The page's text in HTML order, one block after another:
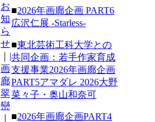
■2026年画廊企画 PART6
広沢仁展 -Starless-
■東北芸術⼯科⼤学との
共同企画：若⼿作家育成
⽀援事業2026年画廊企画
PART5アマダレ 2026⼤野
菜々⼦・奥⼭和奈可
■2026年画廊企画PART4
お
知
ら
せ
|
画
廊
翠
巒